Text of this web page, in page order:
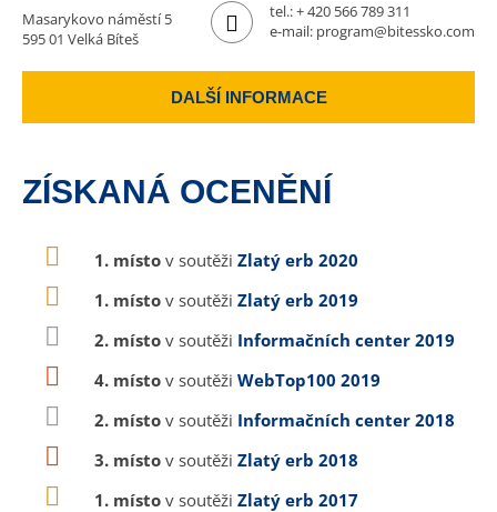
Masarykovo náměstí 5
595 01 Velká Bíteš
tel.:+ 420 566 789 311
e-mail: program@bitessko.com
DALŠÍ INFORMACE
ZÍSKANÁ OCENĚNÍ
1. místo v soutěži Zlatý erb 2020
1. místo v soutěži Zlatý erb 2019
2. místo v soutěži Informačních center 2019
4. místo v soutěži WebTop100 2019
2. místo v soutěži Informačních center 2018
3. místo v soutěži Zlatý erb 2018
1. místo v soutěži Zlatý erb 2017